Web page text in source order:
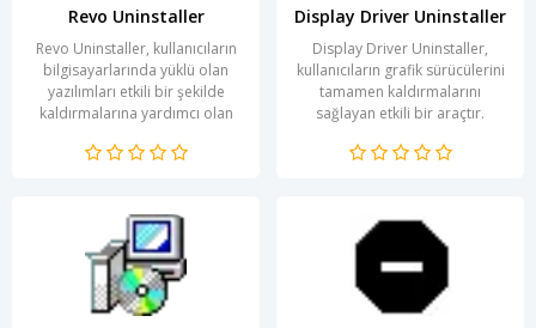
Revo Uninstaller
Revo Uninstaller, kullanıcıların
bilgisayarlarında yüklü olan
yazılımları etkili bir şekilde
kaldırmalarına yardımcı olan
kaldırma...
Display Driver Uninstaller
Display Driver Uninstaller,
kullanıcıların grafik sürücülerini
tamamen kaldırmalarını
sağlayan etkili bir araçtır.
artırmak veya...